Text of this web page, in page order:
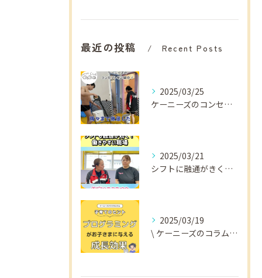
最近の投稿 Recent Posts
2025/03/25
ケーニーズのコンセプトをご紹介！
2025/03/21
シフトに融通がきくから
2025/03/19
\ ケーニーズのコラム📚/